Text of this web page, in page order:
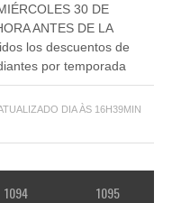
30 DE
ANTES DE LA
los descuentos de
por temporada
DIA ÀS 16H39MIN
1094 1095